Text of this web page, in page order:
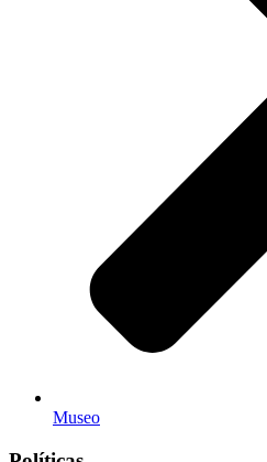
Museo